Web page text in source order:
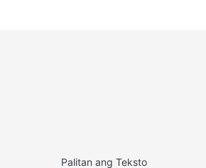
Palitan ang Teksto